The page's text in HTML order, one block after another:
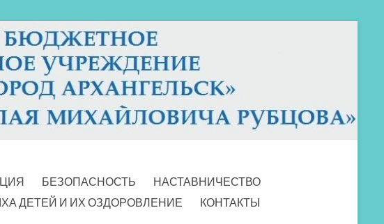
БЕЗОПАСНОСТЬ
НАСТАВНИЧЕСТВО
ДЕТЕЙ И ИХ ОЗДОРОВЛЕНИЕ
КОНТАКТЫ